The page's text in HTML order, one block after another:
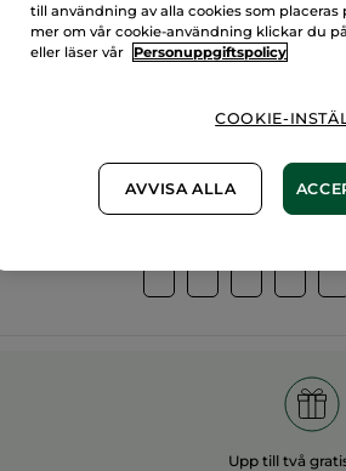
vegetabiliska
Övriga
Upp till två
till användning av alla cookies som
mer om vår cookie-användning klickar du
eller läser vår
Personuppgiftspolicy
COOKIE-
AVVISA ALLA